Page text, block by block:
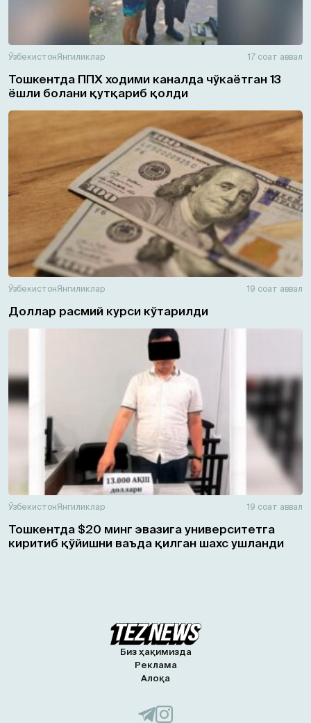
ЎзбекистонЯнгиликлар 17 соат аввал
Тошкентда ППХ ходими каналда чўкаётган 13
ёшли болани қутқариб қолди
ЎзбекистонЯнгиликлар 19 соат аввал
Доллар расмий курси кўтарилди
ЎзбекистонЯнгиликлар 19 соат аввал
Тошкентда $20 минг эвазига университетга
киритиб қўйишни ваъда қилган шахс ушланди
Биз ҳақимизда
Реклама
Алоқа